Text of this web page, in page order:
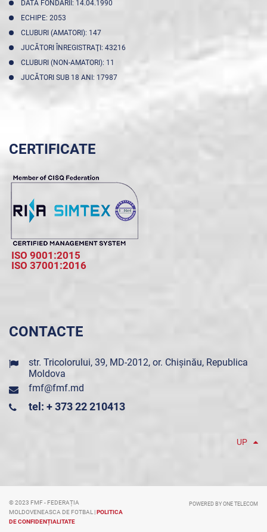
DATA FONDĂRII: 14.04.1990
ECHIPE: 2053
CLUBURI (AMATORI): 147
JUCĂTORI ÎNREGISTRAŢI: 43216
CLUBURI (NON-AMATORI): 11
JUCĂTORI SUB 18 ANI: 17987
CERTIFICATE
ISO 9001:2015
ISO 37001:2016
CONTACTE
str. Tricolorului, 39, MD-2012, or. Chișinău, Republica
Moldova
fmf@fmf.md
tel: + 373 22 210413
UP
© 2023 FMF - FEDERAȚIA
MOLDOVENEASCA DE FOTBAL |POLITICA
DE CONFIDENȚIALITATE
POWERED BY ONE TELECOM